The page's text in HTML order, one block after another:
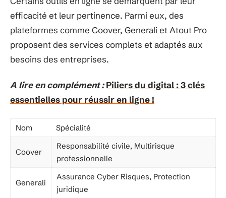
efficacité et leur pertinence. Parmi eux, des
plateformes comme Coover, Generali et Atout Pro
proposent des services complets et adaptés aux
besoins des entreprises.
A lire en complément : Piliers du digital : 3 clés
essentielles pour réussir en ligne !
Nom Spécialité
Coover
Responsabilité civile, Multirisque
professionnelle
Generali
Assurance Cyber Risques, Protection
juridique